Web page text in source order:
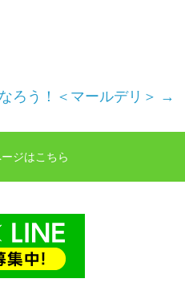
ろう！＜マールデリ＞ →
ジはこちら